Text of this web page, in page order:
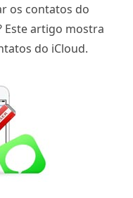
os contatos do
Este artigo mostra
do iCloud.